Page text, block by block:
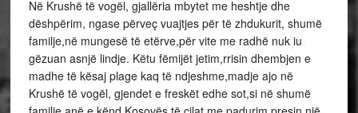
Në Krushë të vogël, gjallëria mbytet me heshtje dhe
dëshpërim, ngase përveç vuajtjes për të zhdukurit, shumë
familje,në mungesë të etërve,për vite me radhë nuk iu
gëzuan asnjë lindje. Këtu fëmijët jetim,rrisin dhembjen e
madhe të kësaj plage kaq të ndjeshme,madje ajo në
Krushë të vogël, gjendet e freskët edhe sot,si në shumë